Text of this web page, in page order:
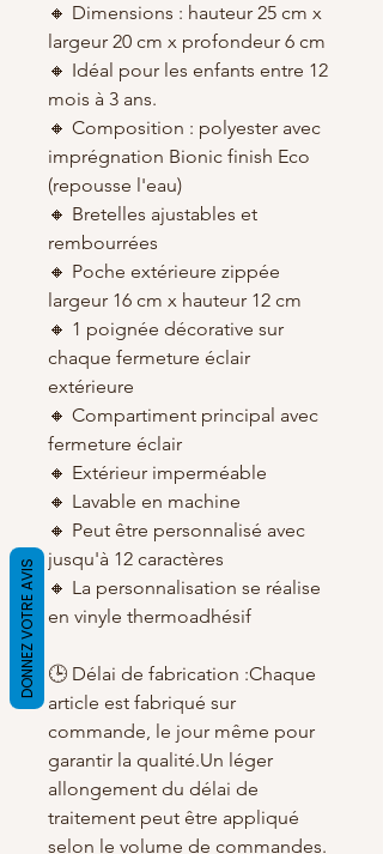
🔸 Dimensions : hauteur 25 cm x
largeur 20 cm x profondeur 6 cm
🔸 Idéal pour les enfants entre 12
mois à 3 ans.
🔸 Composition : polyester avec
imprégnation Bionic finish Eco
(repousse l'eau)
🔸 Bretelles ajustables et
rembourrées
🔸 Poche extérieure zippée
largeur 16 cm x hauteur 12 cm
🔸 1 poignée décorative sur
chaque fermeture éclair
extérieure
🔸 Compartiment principal avec
fermeture éclair
🔸 Extérieur imperméable
🔸 Lavable en machine
🔸 Peut être personnalisé avec
jusqu'à 12 caractères
🔸 La personnalisation se réalise
en vinyle thermoadhésif
🕒 Délai de fabrication :Chaque
article est fabriqué sur
commande, le jour même pour
garantir la qualité.Un léger
allongement du délai de
traitement peut être appliqué
selon le volume de commandes.
DONNEZ VOTRE AVIS